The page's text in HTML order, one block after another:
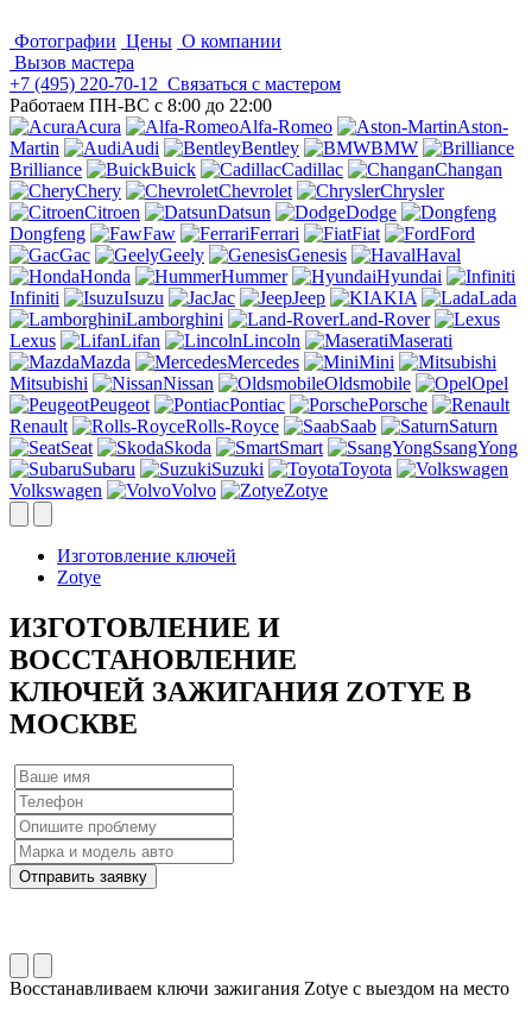
Фотографии Цены О компании
Вызов мастера
+7 (495) 220-70-12 Связаться с мастером
Работаем ПН-ВС с 8:00 до 22:00
Acura
Alfa-Romeo
Aston-
Martin
Audi Bentley
BMW
Brilliance
Buick Cadillac
Changan
Chery
Chevrolet
Chrysler
Citroen
Datsun
Dodge
Dongfeng
Faw Ferrari Fiat
Ford
Gac
Geely Genesis
Haval
Honda
Hummer
Hyundai
Infiniti
Isuzu Jac Jeep KIA
Lada
Lamborghini
Land-Rover
Lexus
Lifan Lincoln
Maserati
Mazda
Mercedes
Mini
Mitsubishi
Nissan Oldsmobile
Opel
Peugeot
Pontiac
Porsche
Renault
Rolls-Royce Saab
Saturn
Seat
Skoda Smart
SsangYong
Subaru
Suzuki
Toyota
Volkswagen
Volvo Zotye
Изготовление ключей
Zotye
ИЗГОТОВЛЕНИЕ И
ВОССТАНОВЛЕНИЕ
КЛЮЧЕЙ ЗАЖИГАНИЯ ZOTYE В
МОСКВЕ
Отправить заявку
Восстанавливаем ключи зажигания Zotye с выездом на место